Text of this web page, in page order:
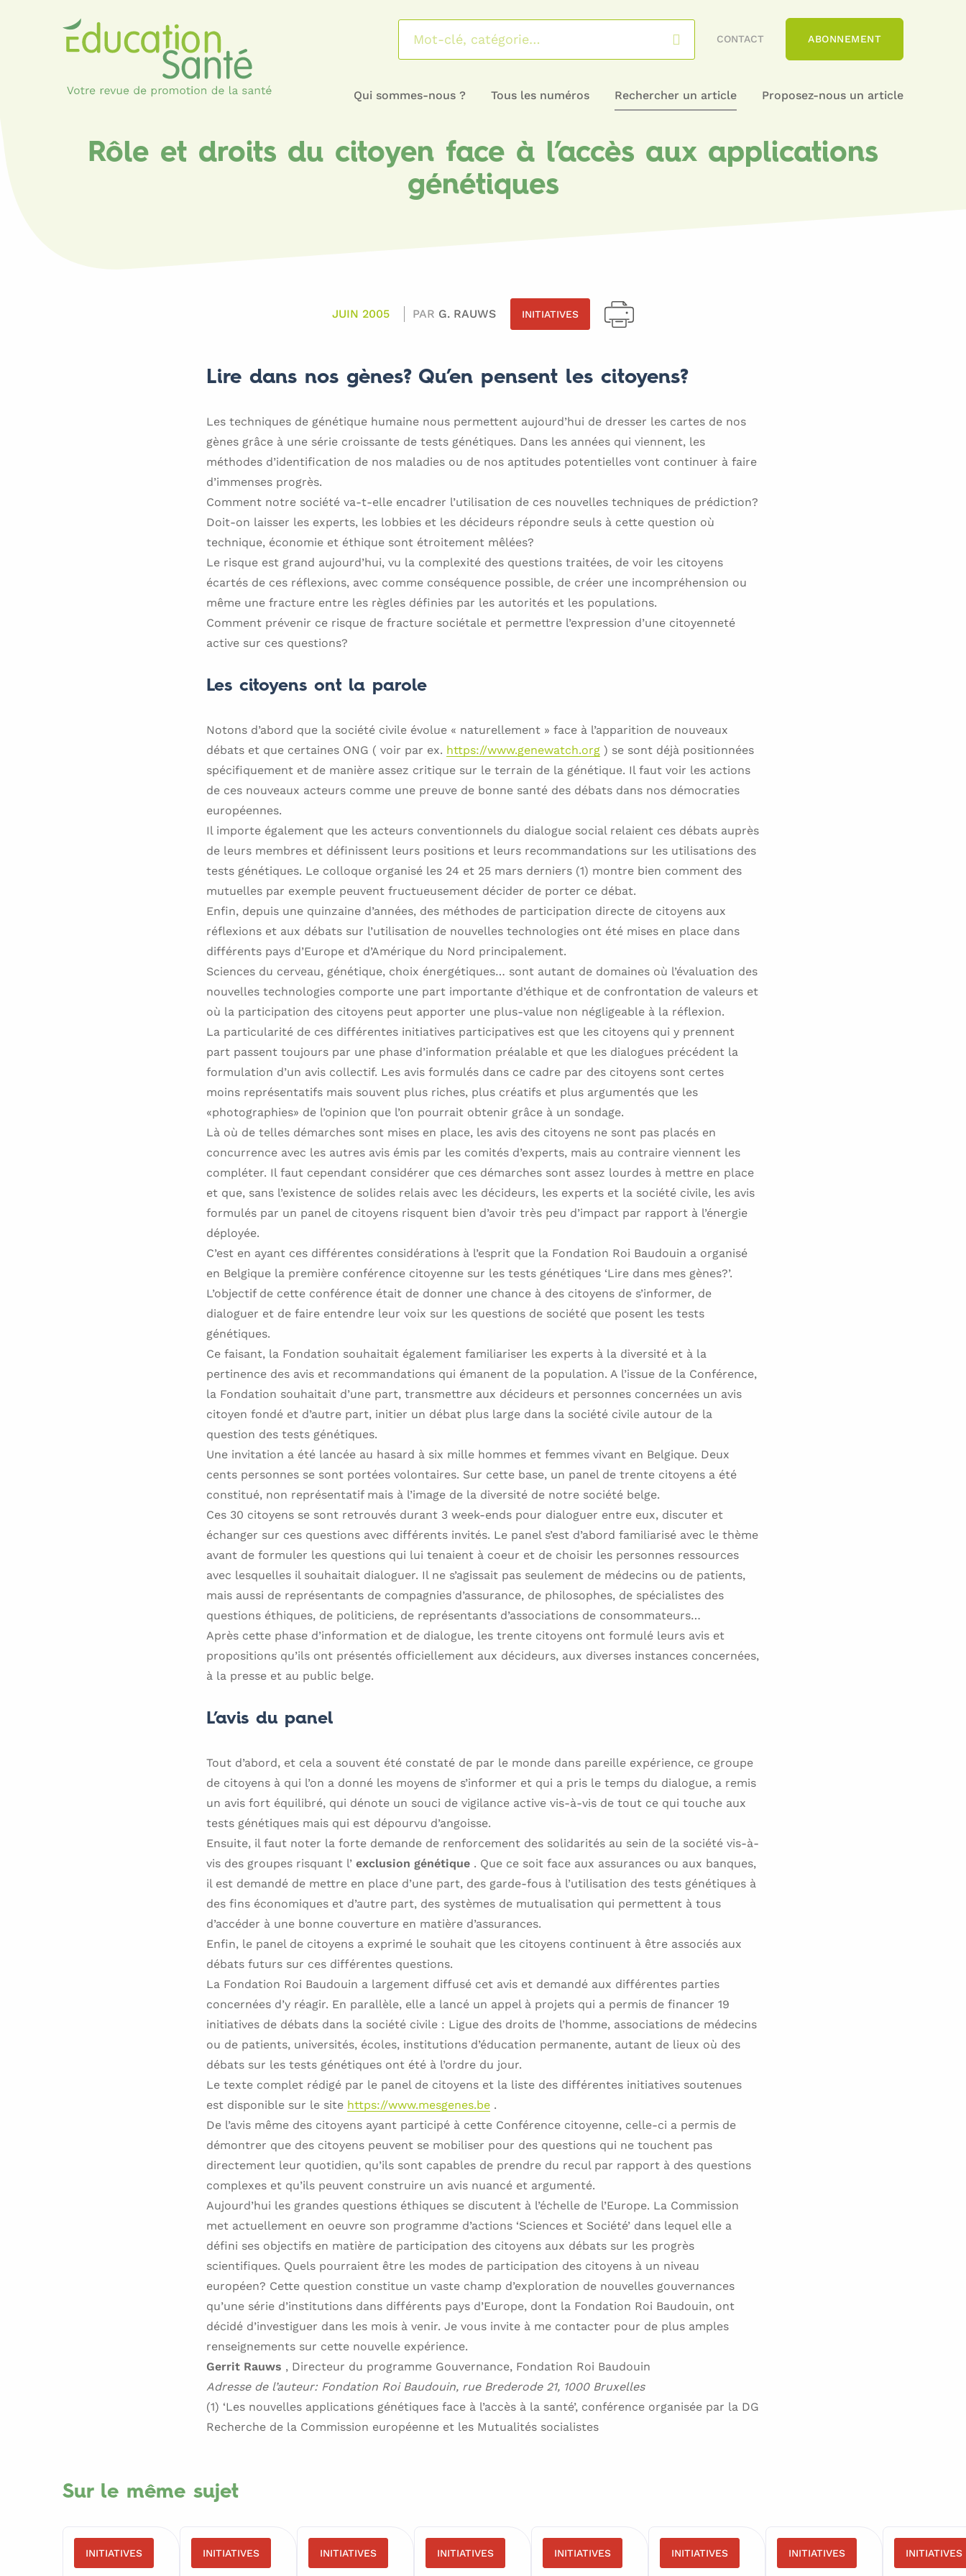
CONTACT ABONNEMENT
Qui sommes-nous ? Tous les numéros Rechercher un article Proposez-nous un article
Rôle et droits du citoyen face à l’accès aux applications
génétiques
JUIN 2005 PAR G. RAUWS INITIATIVES
Lire dans nos gènes? Qu’en pensent les citoyens?
Les techniques de génétique humaine nous permettent aujourd’hui de dresser les cartes de nos
gènes grâce à une série croissante de tests génétiques. Dans les années qui viennent, les
méthodes d’identification de nos maladies ou de nos aptitudes potentielles vont continuer à faire
d’immenses progrès.
Comment notre société va-t-elle encadrer l’utilisation de ces nouvelles techniques de prédiction?
Doit-on laisser les experts, les lobbies et les décideurs répondre seuls à cette question où
technique, économie et éthique sont étroitement mêlées?
Le risque est grand aujourd’hui, vu la complexité des questions traitées, de voir les citoyens
écartés de ces réflexions, avec comme conséquence possible, de créer une incompréhension ou
même une fracture entre les règles définies par les autorités et les populations.
Comment prévenir ce risque de fracture sociétale et permettre l’expression d’une citoyenneté
active sur ces questions?
Les citoyens ont la parole
Notons d’abord que la société civile évolue « naturellement » face à l’apparition de nouveaux
débats et que certaines ONG ( voir par ex. https://www.genewatch.org ) se sont déjà positionnées
spécifiquement et de manière assez critique sur le terrain de la génétique. Il faut voir les actions
de ces nouveaux acteurs comme une preuve de bonne santé des débats dans nos démocraties
européennes.
Il importe également que les acteurs conventionnels du dialogue social relaient ces débats auprès
de leurs membres et définissent leurs positions et leurs recommandations sur les utilisations des
tests génétiques. Le colloque organisé les 24 et 25 mars derniers (1) montre bien comment des
mutuelles par exemple peuvent fructueusement décider de porter ce débat.
Enfin, depuis une quinzaine d’années, des méthodes de participation directe de citoyens aux
réflexions et aux débats sur l’utilisation de nouvelles technologies ont été mises en place dans
différents pays d’Europe et d’Amérique du Nord principalement.
Sciences du cerveau, génétique, choix énergétiques… sont autant de domaines où l’évaluation des
nouvelles technologies comporte une part importante d’éthique et de confrontation de valeurs et
où la participation des citoyens peut apporter une plus-value non négligeable à la réflexion.
La particularité de ces différentes initiatives participatives est que les citoyens qui y prennent
part passent toujours par une phase d’information préalable et que les dialogues précédent la
formulation d’un avis collectif. Les avis formulés dans ce cadre par des citoyens sont certes
moins représentatifs mais souvent plus riches, plus créatifs et plus argumentés que les
«photographies» de l’opinion que l’on pourrait obtenir grâce à un sondage.
Là où de telles démarches sont mises en place, les avis des citoyens ne sont pas placés en
concurrence avec les autres avis émis par les comités d’experts, mais au contraire viennent les
compléter. Il faut cependant considérer que ces démarches sont assez lourdes à mettre en place
et que, sans l’existence de solides relais avec les décideurs, les experts et la société civile, les avis
formulés par un panel de citoyens risquent bien d’avoir très peu d’impact par rapport à l’énergie
déployée.
C’est en ayant ces différentes considérations à l’esprit que la Fondation Roi Baudouin a organisé
en Belgique la première conférence citoyenne sur les tests génétiques ‘Lire dans mes gènes?’.
L’objectif de cette conférence était de donner une chance à des citoyens de s’informer, de
dialoguer et de faire entendre leur voix sur les questions de société que posent les tests
génétiques.
Ce faisant, la Fondation souhaitait également familiariser les experts à la diversité et à la
pertinence des avis et recommandations qui émanent de la population. A l’issue de la Conférence,
la Fondation souhaitait d’une part, transmettre aux décideurs et personnes concernées un avis
citoyen fondé et d’autre part, initier un débat plus large dans la société civile autour de la
question des tests génétiques.
Une invitation a été lancée au hasard à six mille hommes et femmes vivant en Belgique. Deux
cents personnes se sont portées volontaires. Sur cette base, un panel de trente citoyens a été
constitué, non représentatif mais à l’image de la diversité de notre société belge.
Ces 30 citoyens se sont retrouvés durant 3 week-ends pour dialoguer entre eux, discuter et
échanger sur ces questions avec différents invités. Le panel s’est d’abord familiarisé avec le thème
avant de formuler les questions qui lui tenaient à coeur et de choisir les personnes ressources
avec lesquelles il souhaitait dialoguer. Il ne s’agissait pas seulement de médecins ou de patients,
mais aussi de représentants de compagnies d’assurance, de philosophes, de spécialistes des
questions éthiques, de politiciens, de représentants d’associations de consommateurs…
Après cette phase d’information et de dialogue, les trente citoyens ont formulé leurs avis et
propositions qu’ils ont présentés officiellement aux décideurs, aux diverses instances concernées,
à la presse et au public belge.
L’avis du panel
Tout d’abord, et cela a souvent été constaté de par le monde dans pareille expérience, ce groupe
de citoyens à qui l’on a donné les moyens de s’informer et qui a pris le temps du dialogue, a remis
un avis fort équilibré, qui dénote un souci de vigilance active vis-à-vis de tout ce qui touche aux
tests génétiques mais qui est dépourvu d’angoisse.
Ensuite, il faut noter la forte demande de renforcement des solidarités au sein de la société vis-à-
vis des groupes risquant l’ exclusion génétique . Que ce soit face aux assurances ou aux banques,
il est demandé de mettre en place d’une part, des garde-fous à l’utilisation des tests génétiques à
des fins économiques et d’autre part, des systèmes de mutualisation qui permettent à tous
d’accéder à une bonne couverture en matière d’assurances.
Enfin, le panel de citoyens a exprimé le souhait que les citoyens continuent à être associés aux
débats futurs sur ces différentes questions.
La Fondation Roi Baudouin a largement diffusé cet avis et demandé aux différentes parties
concernées d’y réagir. En parallèle, elle a lancé un appel à projets qui a permis de financer 19
initiatives de débats dans la société civile : Ligue des droits de l’homme, associations de médecins
ou de patients, universités, écoles, institutions d’éducation permanente, autant de lieux où des
débats sur les tests génétiques ont été à l’ordre du jour.
Le texte complet rédigé par le panel de citoyens et la liste des différentes initiatives soutenues
est disponible sur le site https://www.mesgenes.be .
De l’avis même des citoyens ayant participé à cette Conférence citoyenne, celle-ci a permis de
démontrer que des citoyens peuvent se mobiliser pour des questions qui ne touchent pas
directement leur quotidien, qu’ils sont capables de prendre du recul par rapport à des questions
complexes et qu’ils peuvent construire un avis nuancé et argumenté.
Aujourd’hui les grandes questions éthiques se discutent à l’échelle de l’Europe. La Commission
met actuellement en oeuvre son programme d’actions ‘Sciences et Société’ dans lequel elle a
défini ses objectifs en matière de participation des citoyens aux débats sur les progrès
scientifiques. Quels pourraient être les modes de participation des citoyens à un niveau
européen? Cette question constitue un vaste champ d’exploration de nouvelles gouvernances
qu’une série d’institutions dans différents pays d’Europe, dont la Fondation Roi Baudouin, ont
décidé d’investiguer dans les mois à venir. Je vous invite à me contacter pour de plus amples
renseignements sur cette nouvelle expérience.
Gerrit Rauws , Directeur du programme Gouvernance, Fondation Roi Baudouin
Adresse de l’auteur: Fondation Roi Baudouin, rue Brederode 21, 1000 Bruxelles
(1) ‘Les nouvelles applications génétiques face à l’accès à la santé’, conférence organisée par la DG
Recherche de la Commission européenne et les Mutualités socialistes
Sur le même sujet
INITIATIVES INITIATIVES INITIATIVES INITIATIVES INITIATIVES INITIATIVES INITIATIVES INITIATIVES